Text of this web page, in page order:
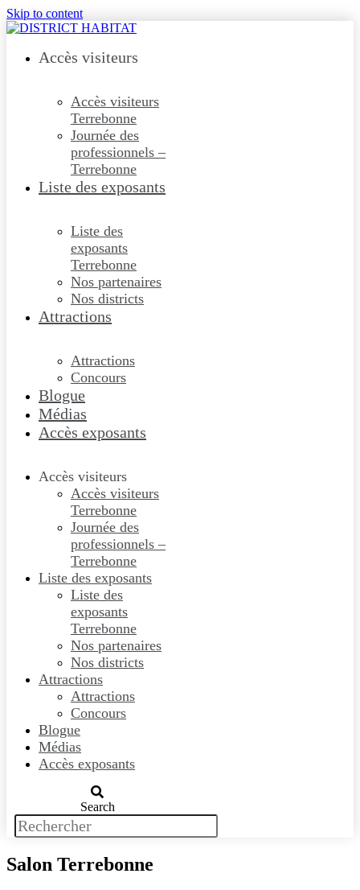
Skip to content
Accès visiteurs
Accès visiteurs
Terrebonne
Journée des
professionnels –
Terrebonne
Liste des exposants
Liste des
exposants
Terrebonne
Nos partenaires
Nos districts
Attractions
Attractions
Concours
Blogue
Médias
Accès exposants
Accès visiteurs
Accès visiteurs
Terrebonne
Journée des
professionnels –
Terrebonne
Liste des exposants
Liste des
exposants
Terrebonne
Nos partenaires
Nos districts
Attractions
Attractions
Concours
Blogue
Médias
Accès exposants
Search
Salon Terrebonne